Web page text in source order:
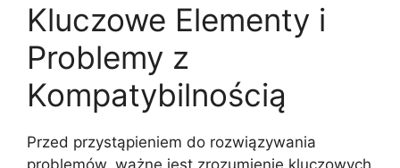
Kluczowe Elementy i
Problemy z
Kompatybilnością
Przed przystąpieniem do rozwiązywania